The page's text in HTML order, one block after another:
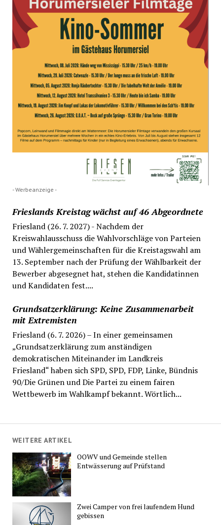
- Werbeanzeige -
Frieslands Kreistag wächst auf 46 Abgeordnete
Friesland (26. 7. 2027) - Nachdem der
Kreiswahlausschuss die Wahlvorschläge von Parteien
und Wählergemeinschaften für die Kreistagswahl am
13. September nach der Prüfung der Wählbarkeit der
Bewerber abgesegnet hat, stehen die Kandidatinnen
und Kandidaten fest....
Grundsatzerklärung: Keine Zusammenarbeit
mit Extremisten
Friesland (6. 7. 2026) – In einer gemeinsamen
„Grundsatzerklärung zum anständigen
demokratischen Miteinander im Landkreis
Friesland“ haben sich SPD, SPD, FDP, Linke, Bündnis
90/Die Grünen und Die Partei zu einem fairen
Wettbewerb im Wahlkampf bekannt. Wörtlich...
WEITERE ARTIKEL
OOWV und Gemeinde stellen
Entwässerung auf Prüfstand
Zwei Camper von frei laufendem Hund
gebissen